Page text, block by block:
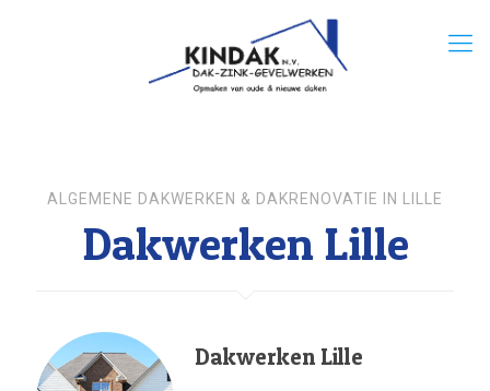
ALGEMENE DAKWERKEN & DAKRENOVATIE IN LILLE
Dakwerken Lille
Dakwerken Lille